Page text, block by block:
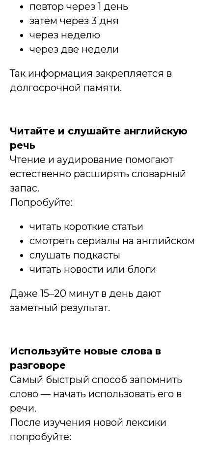
повтор через 1 день
затем через 3 дня
через неделю
через две недели
Так информация закрепляется в
долгосрочной памяти.
Читайте и слушайте английскую
речь
Чтение и аудирование помогают
естественно расширять словарный
запас.
Попробуйте:
читать короткие статьи
смотреть сериалы на английском
слушать подкасты
читать новости или блоги
Даже 15–20 минут в день дают
заметный результат.
Используйте новые слова в
разговоре
Самый быстрый способ запомнить
слово — начать использовать его в
речи.
После изучения новой лексики
попробуйте: